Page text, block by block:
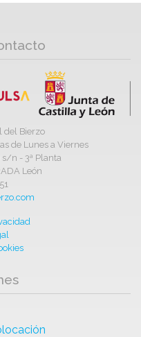
del Bierzo
de Lunes a Viernes
n - 3ª Planta
León